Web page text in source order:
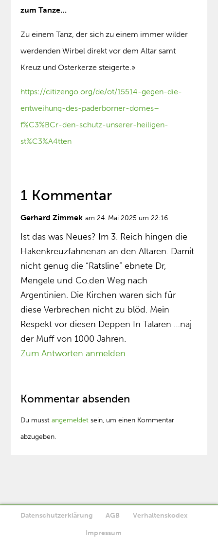
zum Tanze…
Zu einem Tanz, der sich zu einem immer wilder
werdenden Wirbel direkt vor dem Altar samt
Kreuz und Osterkerze steigerte.»
https://citizengo.org/de/ot/15514-gegen-die-
entweihung-des-paderborner-domes–
f%C3%BCr-den-schutz-unserer-heiligen-
st%C3%A4tten
1 Kommentar
Gerhard Zimmek am 24. Mai 2025 um 22:16
Ist das was Neues? Im 3. Reich hingen die
Hakenkreuzfahnenan an den Altaren. Damit
nicht genug die “Ratsline” ebnete Dr,
Mengele und Co.den Weg nach
Argentinien. Die Kirchen waren sich für
diese Verbrechen nicht zu blöd. Mein
Respekt vor diesen Deppen In Talaren …naj
der Muff von 1000 Jahren.
Zum Antworten anmelden
Kommentar absenden
Du musstangemeldet sein, um einen Kommentar
abzugeben.
Datenschutzerklärung AGB Verhaltenskodex
Impressum